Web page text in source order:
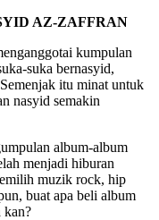
AZ-ZAFFRAN
kumpulan
suka bernasyid,
itu minat untuk
nasyid semakin
album-album
menjadi hiburan
muzik rock, hip
buat apa beli album
kan?